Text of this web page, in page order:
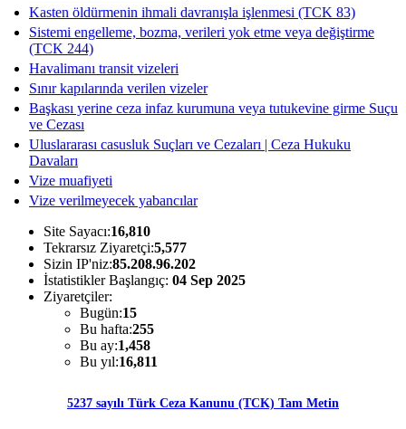
Kasten öldürmenin ihmali davranışla işlenmesi (TCK 83)
Sistemi engelleme, bozma, verileri yok etme veya değiştirme
(TCK 244)
Havalimanı transit vizeleri
Sınır kapılarında verilen vizeler
Başkası yerine ceza infaz kurumuna veya tutukevine girme Suçu
ve Cezası
Uluslararası casusluk Suçları ve Cezaları | Ceza Hukuku
Davaları
Vize muafiyeti
Vize verilmeyecek yabancılar
Site Sayacı:16,810
Tekrarsız Ziyaretçi:5,577
Sizin IP'niz:85.208.96.202
İstatistikler Başlangıç: 04 Sep 2025
Ziyaretçiler:
Bugün:15
Bu hafta:255
Bu ay:1,458
Bu yıl:16,811
5237 sayılı Türk Ceza Kanunu (TCK) Tam Metin